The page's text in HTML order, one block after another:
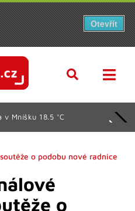
Mníšku 18.5 °C
o podobu nové radnice
o
Otevřít